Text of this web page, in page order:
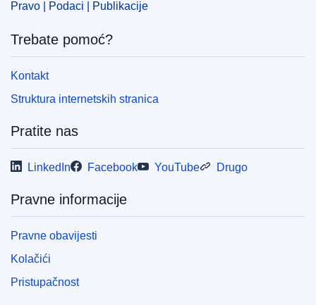
Pravo | Podaci | Publikacije
Trebate pomoć?
Kontakt
Struktura internetskih stranica
Pratite nas
LinkedIn Facebook YouTube Drugo
Pravne informacije
Pravne obavijesti
Kolačići
Pristupačnost